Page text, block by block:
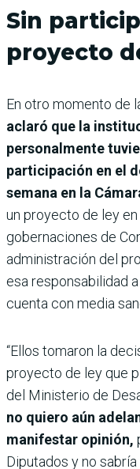
Sin
proyecto
En otro momento de
aclaró que la
personalmente
participación en el
semana en la
un proyecto de ley
gobernaciones de
administración del
esa responsabilidad
cuenta con media
“Ellos tomaron la
proyecto de ley que
del Ministerio de
no quiero aún
manifestar opinión,
Diputados y no